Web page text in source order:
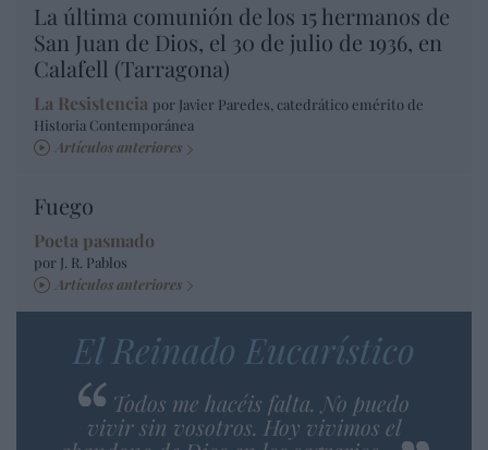
La última comunión de los 15 hermanos de
San Juan de Dios, el 30 de julio de 1936, en
Calafell (Tarragona)
La Resistencia por Javier Paredes, catedrático emérito de
Historia Contemporánea
Artículos anteriores
Fuego
Poeta pasmado
por J. R. Pablos
Artículos anteriores
El Reinado Eucarístico
Todos me hacéis falta. No puedo
vivir sin vosotros. Hoy vivimos el